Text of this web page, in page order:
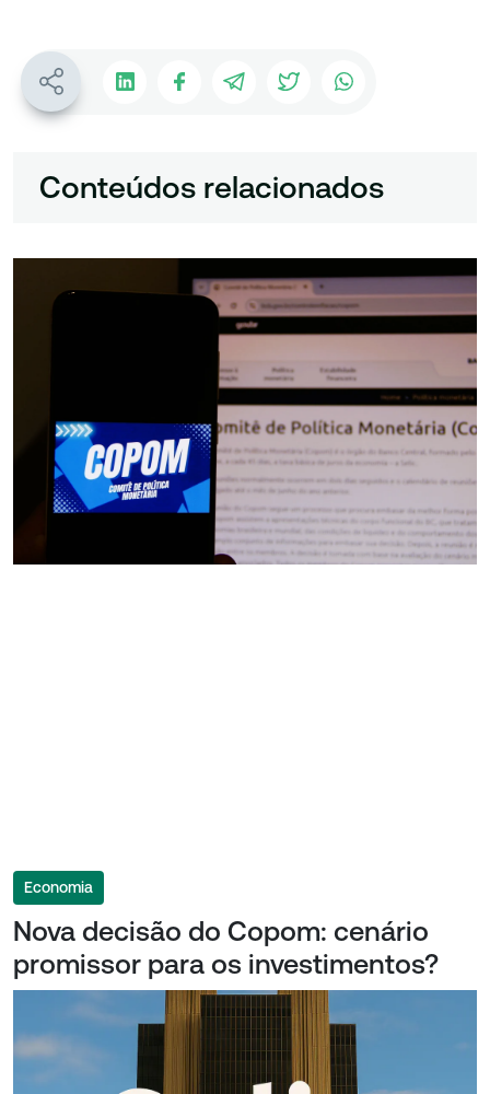
Conteúdos relacionados
Economia
Nova decisão do Copom: cenário
promissor para os investimentos?